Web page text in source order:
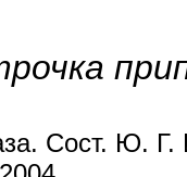
Сост. Ю.